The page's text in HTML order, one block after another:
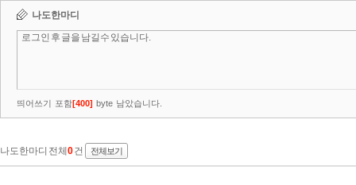
나도한마디
띄어쓰기 포함[400] byte 남았습니다.
나도한마디 전체 0건 전체보기